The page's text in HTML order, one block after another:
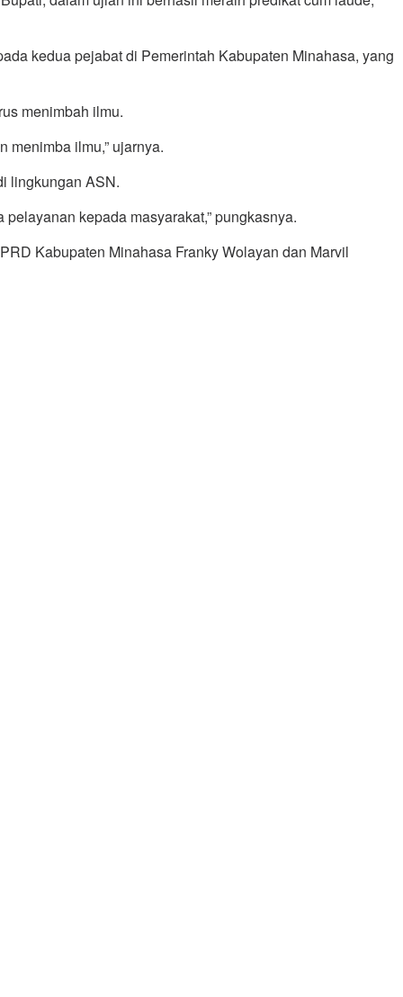
kedua pejabat di Pemerintah Kabupaten Minahasa, yang
menimbah ilmu.
menimba ilmu,” ujarnya.
lingkungan ASN.
kepada masyarakat,” pungkasnya.
Kabupaten Minahasa Franky Wolayan dan Marvil